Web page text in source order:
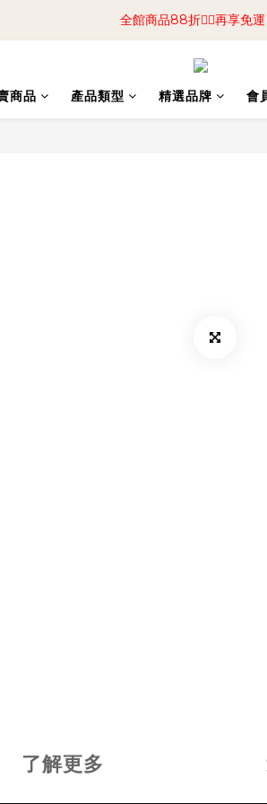
📢加入商城會員領$50💰購物金📢
全館商品88折🧔‍♂️再享免
📢加入商城會員領$50💰購物金📢
商品 產品類型 精選品牌 會
了解更多